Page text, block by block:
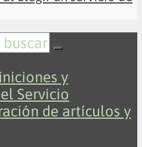
y
Servicio
de artículos y